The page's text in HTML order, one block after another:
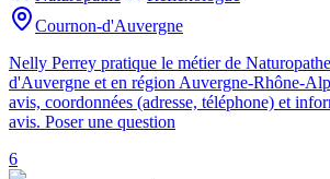
Cournon-d'Auvergne
Nelly Perrey pratique le métier de
d'Auvergne et en région Auvergne-Rhône-
avis, coordonnées (adresse, téléphone) et
avis. Poser une question
6